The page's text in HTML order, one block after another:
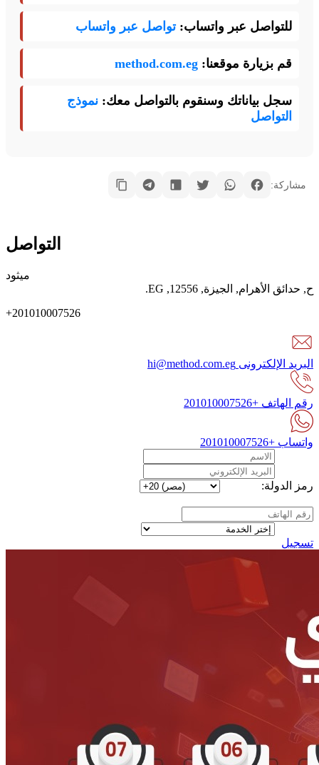
للتواصل عبر واتساب: تواصل عبر واتساب
قم بزيارة موقعنا: method.com.eg
سجل بياناتك وسنقوم بالتواصل معك: نموذج
التواصل
مشاركة:
التواصل
ميثود
ح, حدائق الأهرام, الجيزة,
12556
,
EG
.
+201010007526
البريد الإلكترونى hi@method.com.eg
رقم الهاتف +201010007526
واتساب +201010007526
رمز الدولة:
تسجيل